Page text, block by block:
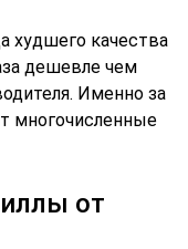
худшего качества
дешевле чем
Именно за
многочисленные
от